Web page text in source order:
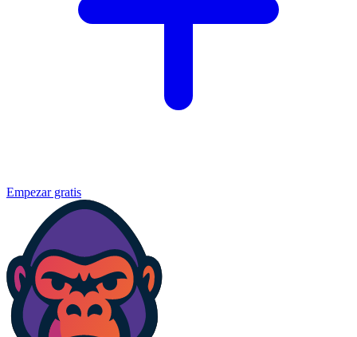
Empezar gratis